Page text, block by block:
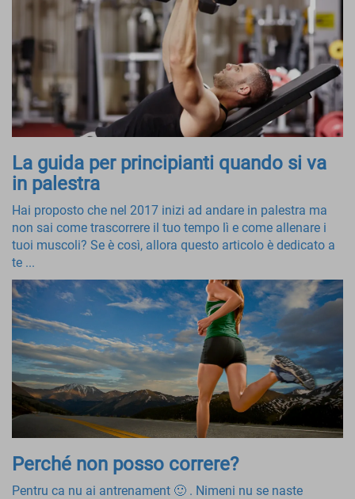
La guida per principianti quando si va
in palestra
Hai proposto che nel 2017 inizi ad andare in palestra ma
non sai come trascorrere il tuo tempo lì e come allenare i
tuoi muscoli? Se è così, allora questo articolo è dedicato a
te ...
Perché non posso correre?
Pentru ca nu ai antrenament 🙂 . Nimeni nu se naste